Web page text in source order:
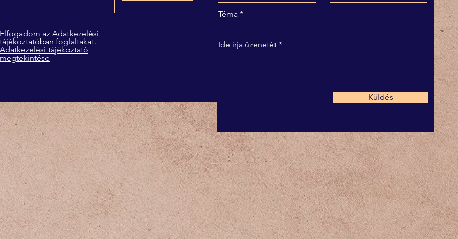
Elfogadom az Adatkezelési
tájékoztatóban foglaltakat.
Adatkezelési tájékoztató
megtekintése
Téma
Ide írja üzenetét
Küldés